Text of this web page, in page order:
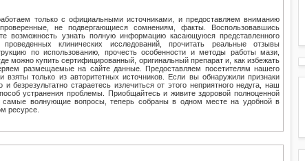
только с официальными источниками, и предоставляем вниманию
не подвергающиеся сомнениям, факты. Воспользовавшись
возможность узнать полную информацию касающуюся представленного
клинических исследований, прочитать реальные отзывы
по использованию, прочесть особенности и методы работы мази,
можно купить сертифицированный, оригинальный препарат и, как избежать
размещаемые на сайте данные. Предоставляем посетителям нашего
взяты только из авторитетных источников. Если вы обнаружили признаки
безрезультатно стараетесь излечиться от этого неприятного недуга, наш
устранения проблемы. Приобщайтесь и живите здоровой полноценной
волнующие вопросы, теперь собраны в одном месте на удобной в
ресурсе.